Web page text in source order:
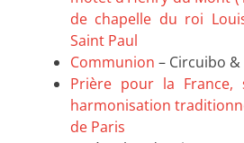
de chapelle du roi
Saint Paul
Communion – Circuibo
Prière pour la
harmonisation
de Paris